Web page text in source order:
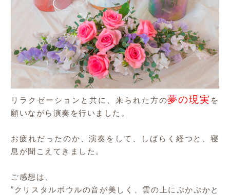
リラクゼーションと共に、来られた方の夢の現実 を
願いながら演奏を行いました。
お疲れだったのか、演奏をして、しばらく経つと、寝
息が聞こえてきました。
ご感想は、
”クリスタルボウルの音が美しく、雲の上にぷかぷかと